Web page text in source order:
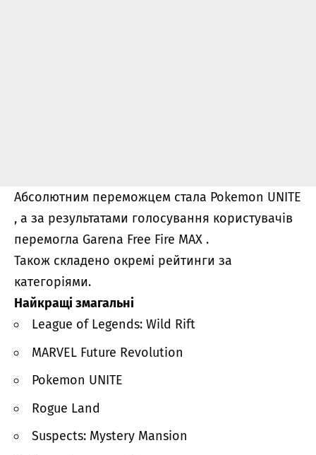
Абсолютним переможцем стала Pokemon UNITE
, а за результатами голосування користувачів
перемогла Garena Free Fire MAX .
Також складено окремі рейтинги за
категоріями.
Найкращі змагальні
League of Legends: Wild Rift
MARVEL Future Revolution
Pokemon UNITE
Rogue Land
Suspects: Mystery Mansion